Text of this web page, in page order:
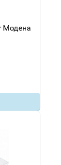
Модена